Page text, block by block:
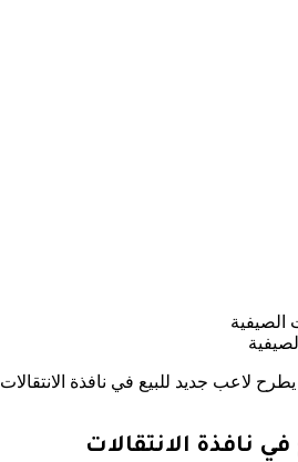
لاعب جديد للبيع في نافذة الانتقالات
نافذة الانتقالات